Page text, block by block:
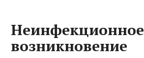
Неинфекционное
возникновение